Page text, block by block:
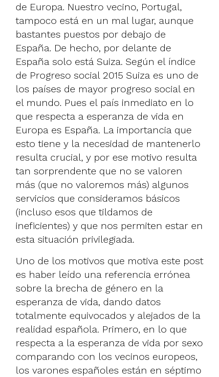
de Europa. Nuestro vecino, Portugal,
tampoco está en un mal lugar, aunque
bastantes puestos por debajo de
España. De hecho, por delante de
España solo está Suiza. Según el índice
de Progreso social 2015 Suiza es uno de
los países de mayor progreso social en
el mundo. Pues el país inmediato en lo
que respecta a esperanza de vida en
Europa es España. La importancia que
esto tiene y la necesidad de mantenerlo
resulta crucial, y por ese motivo resulta
tan sorprendente que no se valoren
más (que no valoremos más) algunos
servicios que consideramos básicos
(incluso esos que tildamos de
ineficientes) y que nos permiten estar en
esta situación privilegiada.
Uno de los motivos que motiva este post
es haber leído una referencia errónea
sobre la brecha de género en la
esperanza de vida, dando datos
totalmente equivocados y alejados de la
realidad española. Primero, en lo que
respecta a la esperanza de vida por sexo
comparando con los vecinos europeos,
los varones españoles están en séptimo